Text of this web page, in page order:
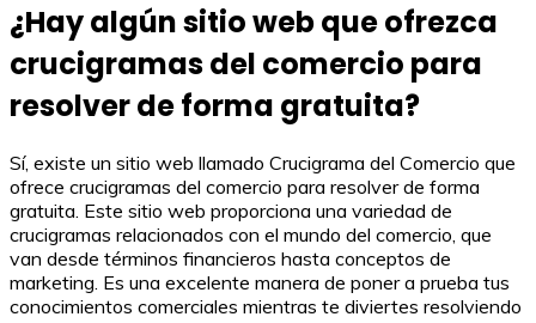
¿Hay algún sitio web que ofrezca
crucigramas del comercio para
resolver de forma gratuita?
Sí, existe un sitio web llamado Crucigrama del Comercio que
ofrece crucigramas del comercio para resolver de forma
gratuita. Este sitio web proporciona una variedad de
crucigramas relacionados con el mundo del comercio, que
van desde términos financieros hasta conceptos de
marketing. Es una excelente manera de poner a prueba tus
conocimientos comerciales mientras te diviertes resolviendo